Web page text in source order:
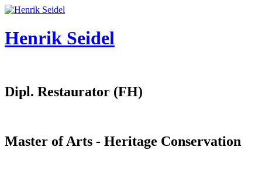
Springe
Inhalt
Henrik Seidel
Dipl. Restaurator (FH)
Master of Arts - Heritage Conservation